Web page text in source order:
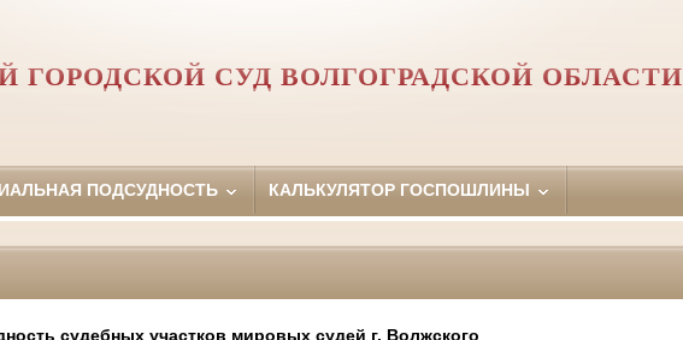
ГОРОДСКОЙ СУД ВОЛГОГРАДСКОЙ ОБЛАСТИ
ПОДСУДНОСТЬ КАЛЬКУЛЯТОР ГОСПОШЛИНЫ
судебных участков мировых судей г. Волжского